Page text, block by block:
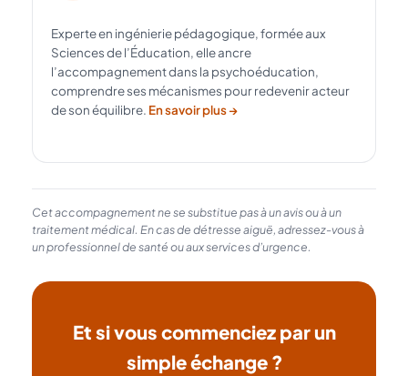
Experte en ingénierie pédagogique, formée aux
Sciences de l’Éducation, elle ancre
l’accompagnement dans la psychoéducation,
comprendre ses mécanismes pour redevenir acteur
de son équilibre. En savoir plus →
Cet accompagnement ne se substitue pas à un avis ou à un
traitement médical. En cas de détresse aiguë, adressez-vous à
un professionnel de santé ou aux services d’urgence.
Et si vous commenciez par un
simple échange ?